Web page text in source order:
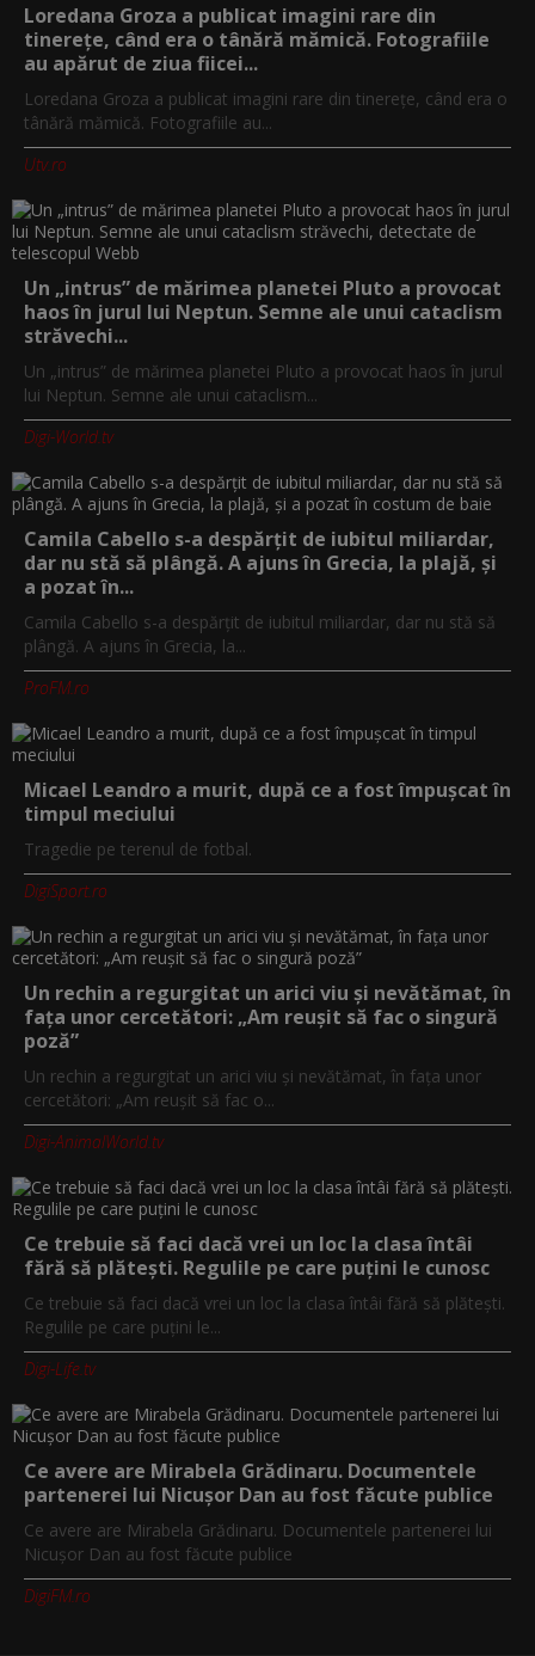
Loredana Groza a publicat imagini rare din
tinerețe, când era o tânără mămică. Fotografiile
au apărut de ziua fiicei...
Loredana Groza a publicat imagini rare din tinerețe, când era o
tânără mămică. Fotografiile au...
Utv.ro
Un „intrus” de mărimea planetei Pluto a provocat
haos în jurul lui Neptun. Semne ale unui cataclism
străvechi...
Un „intrus” de mărimea planetei Pluto a provocat haos în jurul
lui Neptun. Semne ale unui cataclism...
Digi-World.tv
Camila Cabello s-a despărțit de iubitul miliardar,
dar nu stă să plângă. A ajuns în Grecia, la plajă, și
a pozat în...
Camila Cabello s-a despărțit de iubitul miliardar, dar nu stă să
plângă. A ajuns în Grecia, la...
ProFM.ro
Micael Leandro a murit, după ce a fost împușcat în
timpul meciului
Tragedie pe terenul de fotbal.
DigiSport.ro
Un rechin a regurgitat un arici viu și nevătămat, în
fața unor cercetători: „Am reușit să fac o singură
poză”
Un rechin a regurgitat un arici viu și nevătămat, în fața unor
cercetători: „Am reușit să fac o...
Digi-AnimalWorld.tv
Ce trebuie să faci dacă vrei un loc la clasa întâi
fără să plătești. Regulile pe care puțini le cunosc
Ce trebuie să faci dacă vrei un loc la clasa întâi fără să plătești.
Regulile pe care puțini le...
Digi-Life.tv
Ce avere are Mirabela Grădinaru. Documentele
partenerei lui Nicușor Dan au fost făcute publice
Ce avere are Mirabela Grădinaru. Documentele partenerei lui
Nicușor Dan au fost făcute publice
DigiFM.ro